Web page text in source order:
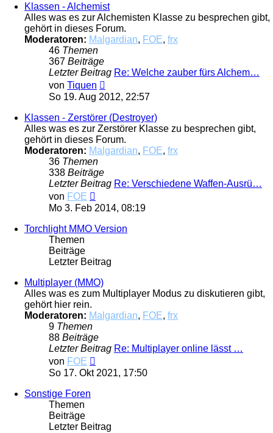
Klassen - Alchemist
Alles was es zur Alchemisten Klasse zu besprechen gibt,
gehört in dieses Forum.
Moderatoren: Malgardian, FOE, frx
46 Themen
367 Beiträge
Letzter Beitrag Re: Welche zauber fürs Alchem…
von Tiquen
Beitrag
So 19. Aug 2012, 22:57
Klassen - Zerstörer (Destroyer)
Alles was es zur Zerstörer Klasse zu besprechen gibt,
gehört in dieses Forum.
Moderatoren: Malgardian, FOE, frx
36 Themen
338 Beiträge
Letzter Beitrag Re: Verschiedene Waffen-Ausrü…
von FOE
Beitrag
Mo 3. Feb 2014, 08:19
Torchlight MMO Version
Themen
Beiträge
Letzter Beitrag
Multiplayer (MMO)
Alles was es zum Multiplayer Modus zu diskutieren gibt,
gehört hier rein.
Moderatoren: Malgardian, FOE, frx
9 Themen
88 Beiträge
Letzter Beitrag Re: Multiplayer online lässt …
von FOE
Beitrag
So 17. Okt 2021, 17:50
Sonstige Foren
Themen
Beiträge
Letzter Beitrag